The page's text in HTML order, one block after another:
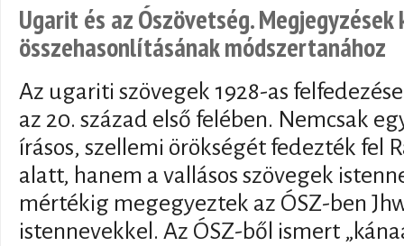
Ugarit és az Ószövetség.
összehasonlításának módszertanához
Az ugariti szövegek 1928-as
az 20. század első felében. Nemcsak
írásos, szellemi örökségét fedezték fel
alatt, hanem a vallásos szövegek
mértékig megegyeztek az ÓSZ-ben
istennevekkel. Az ÓSZ-ből ismert